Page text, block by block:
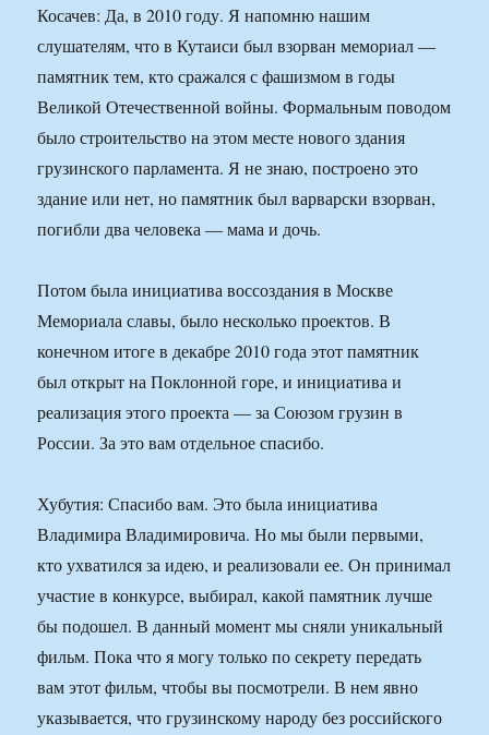
Косачев: Да, в 2010 году. Я напомню нашим
слушателям, что в Кутаиси был взорван мемориал —
памятник тем, кто сражался с фашизмом в годы
Великой Отечественной войны. Формальным поводом
было строительство на этом месте нового здания
грузинского парламента. Я не знаю, построено это
здание или нет, но памятник был варварски взорван,
погибли два человека — мама и дочь.
Потом была инициатива воссоздания в Москве
Мемориала славы, было несколько проектов. В
конечном итоге в декабре 2010 года этот памятник
был открыт на Поклонной горе, и инициатива и
реализация этого проекта — за Союзом грузин в
России. За это вам отдельное спасибо.
Хубутия: Спасибо вам. Это была инициатива
Владимира Владимировича. Но мы были первыми,
кто ухватился за идею, и реализовали ее. Он принимал
участие в конкурсе, выбирал, какой памятник лучше
бы подошел. В данный момент мы сняли уникальный
фильм. Пока что я могу только по секрету передать
вам этот фильм, чтобы вы посмотрели. В нем явно
указывается, что грузинскому народу без российского